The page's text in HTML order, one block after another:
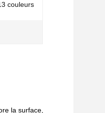
couleurs
la surface,